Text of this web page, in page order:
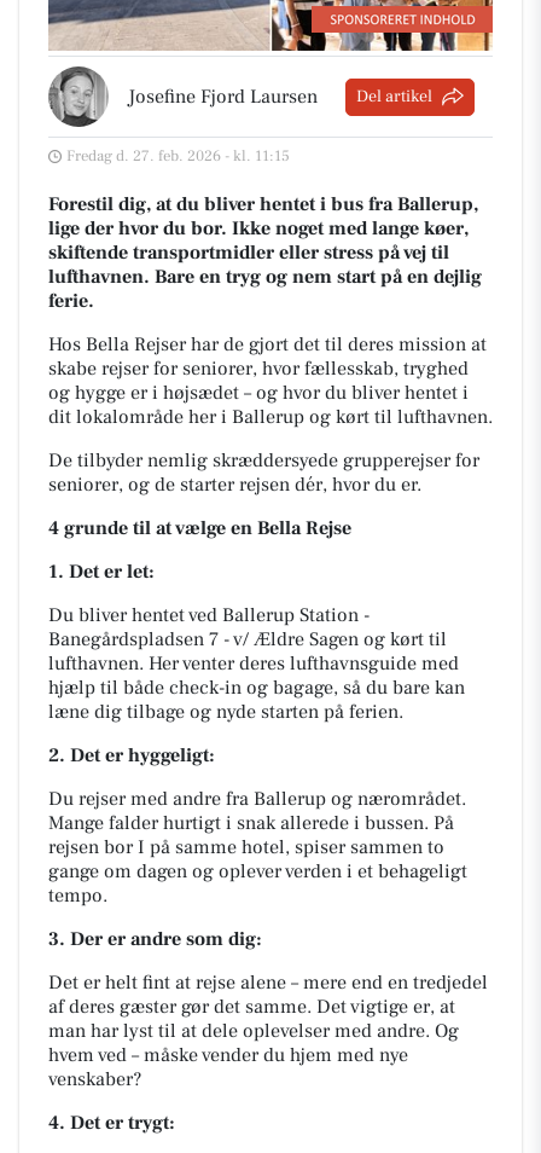
Josefine Fjord Laursen Del artikel
Fredag d. 27. feb. 2026 - kl. 11:15
Forestil dig, at du bliver hentet i bus fra Ballerup,
lige der hvor du bor. Ikke noget med lange køer,
skiftende transportmidler eller stress på vej til
lufthavnen. Bare en tryg og nem start på en dejlig
ferie.
Hos Bella Rejser har de gjort det til deres mission at
skabe rejser for seniorer, hvor fællesskab, tryghed
og hygge er i højsædet – og hvor du bliver hentet i
dit lokalområde her i Ballerup og kørt til lufthavnen.
De tilbyder nemlig skræddersyede grupperejser for
seniorer, og de starter rejsen dér, hvor du er.
4 grunde til at vælge en Bella Rejse
1. Det er let:
Du bliver hentet ved Ballerup Station -
Banegårdspladsen 7 - v/ Ældre Sagen og kørt til
lufthavnen. Her venter deres lufthavnsguide med
hjælp til både check-in og bagage, så du bare kan
læne dig tilbage og nyde starten på ferien.
2. Det er hyggeligt:
Du rejser med andre fra Ballerup og nærområdet.
Mange falder hurtigt i snak allerede i bussen. På
rejsen bor I på samme hotel, spiser sammen to
gange om dagen og oplever verden i et behageligt
tempo.
3. Der er andre som dig:
Det er helt fint at rejse alene – mere end en tredjedel
af deres gæster gør det samme. Det vigtige er, at
man har lyst til at dele oplevelser med andre. Og
hvem ved – måske vender du hjem med nye
venskaber?
4. Det er trygt: